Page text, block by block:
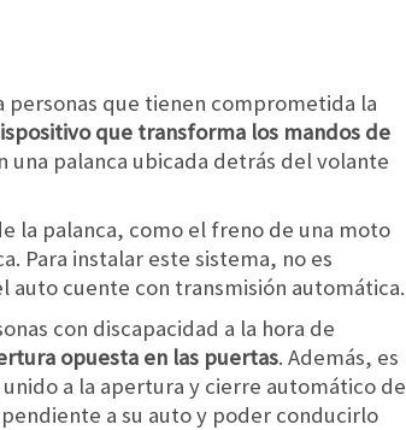
que tienen comprometida la
que transforma los mandos de
una palanca ubicada detrás del volante
la palanca, como el freno de una moto
Para instalar este sistema, no es
auto cuente con transmisión automática.
con discapacidad a la hora de
opuesta en las puertas. Además, es
a la apertura y cierre automático de
a su auto y poder conducirlo